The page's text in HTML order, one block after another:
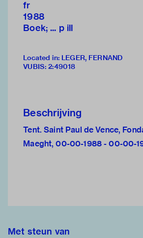
fr
1988
Boek; ... p ill
Located in: LEGER, FERNAND
VUBIS: 2:49018
Beschrijving
Tent. Saint Paul de Vence,
Maeght, 00-00-1988 - 00-00-
Met steun van